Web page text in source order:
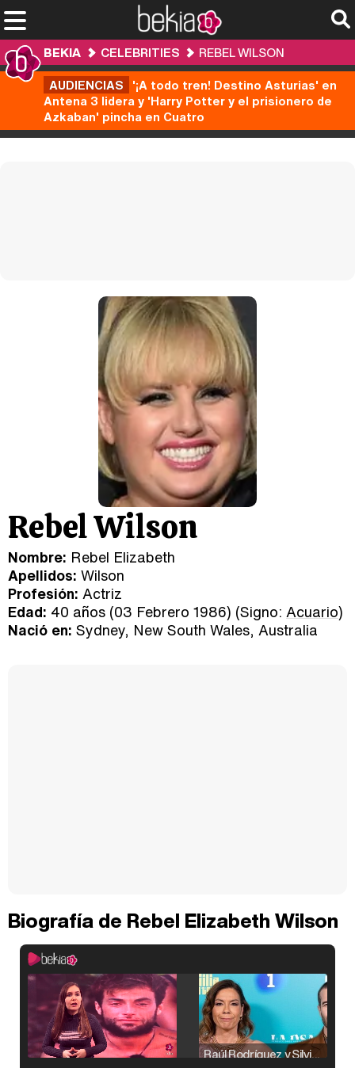
BEKIA CELEBRITIES
REBEL WILSON
AUDIENCIAS '¡A todo tren! Destino Asturias' en
Antena 3 lidera y 'Harry Potter y el prisionero de
Azkaban' pincha en Cuatro
Rebel Wilson
Nombre: Rebel Elizabeth
Apellidos: Wilson
Profesión: Actriz
Edad: 40 años (03 Febrero 1986) (Signo: Acuario)
Nació en: Sydney, New South Wales, Australia
Biografía de Rebel Elizabeth Wilson
Raúl Rodríguez y Silvia Taulés nos cuentan su papel en 'La familia de la tele'